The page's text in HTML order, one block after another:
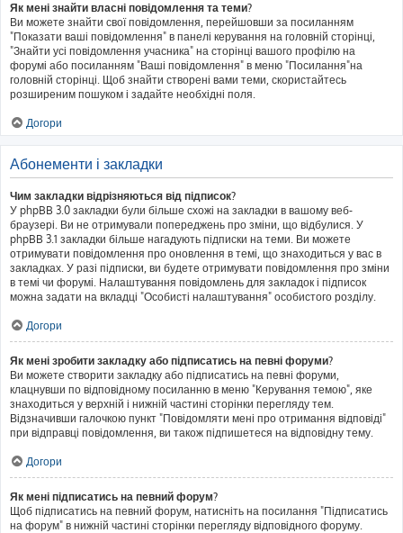
Як мені знайти власні повідомлення та теми?
Ви можете знайти свої повідомлення, перейшовши за посиланням
"Показати ваші повідомлення" в панелі керування на головній сторінці,
"Знайти усі повідомлення учасника" на сторінці вашого профілю на
форумі або посиланням "Ваші повідомлення" в меню "Посилання"на
головній сторінці. Щоб знайти створені вами теми, скористайтесь
розширеним пошуком і задайте необхідні поля.
Догори
Абонементи і закладки
Чим закладки відрізняються від підписок?
У phpBB 3.0 закладки були більше схожі на закладки в вашому веб-
браузері. Ви не отримували попереджень про зміни, що відбулися. У
phpBB 3.1 закладки більше нагадують підписки на теми. Ви можете
отримувати повідомлення про оновлення в темі, що знаходиться у вас в
закладках. У разі підписки, ви будете отримувати повідомлення про зміни
в темі чи форумі. Налаштування повідомлень для закладок і підписок
можна задати на вкладці "Особисті налаштування" особистого розділу.
Догори
Як мені зробити закладку або підписатись на певні форуми?
Ви можете створити закладку або підписатись на певні форуми,
клацнувши по відповідному посиланню в меню "Керування темою", яке
знаходиться у верхній і нижній частині сторінки перегляду тем.
Відзначивши галочкою пункт "Повідомляти мені про отримання відповіді"
при відправці повідомлення, ви також підпишетеся на відповідну тему.
Догори
Як мені підписатись на певний форум?
Щоб підписатись на певний форум, натисніть на посилання "Підписатись
на форум" в нижній частині сторінки перегляду відповідного форуму.